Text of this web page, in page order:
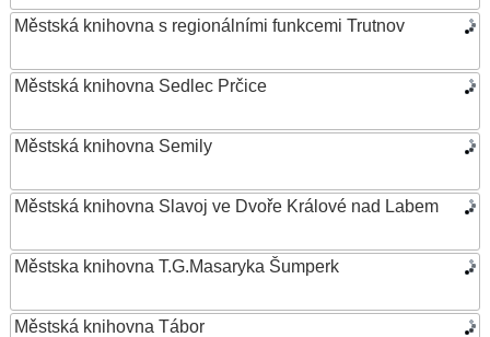
Městská knihovna s regionálními funkcemi Trutnov
Městská knihovna Sedlec Prčice
Městská knihovna Semily
Městská knihovna Slavoj ve Dvoře Králové nad Labem
Městska knihovna T.G.Masaryka Šumperk
Městská knihovna Tábor